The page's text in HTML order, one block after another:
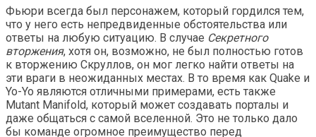
Фьюри всегда был персонажем, который гордился тем,
что у него есть непредвиденные обстоятельства или
ответы на любую ситуацию. В случае Секретного
вторжения, хотя он, возможно, не был полностью готов
к вторжению Скруллов, он мог легко найти ответы на
эти враги в неожиданных местах. В то время как Quake и
Yo-Yo являются отличными примерами, есть также
Mutant Manifold, который может создавать порталы и
даже общаться с самой вселенной. Это не только дало
бы команде огромное преимущество перед